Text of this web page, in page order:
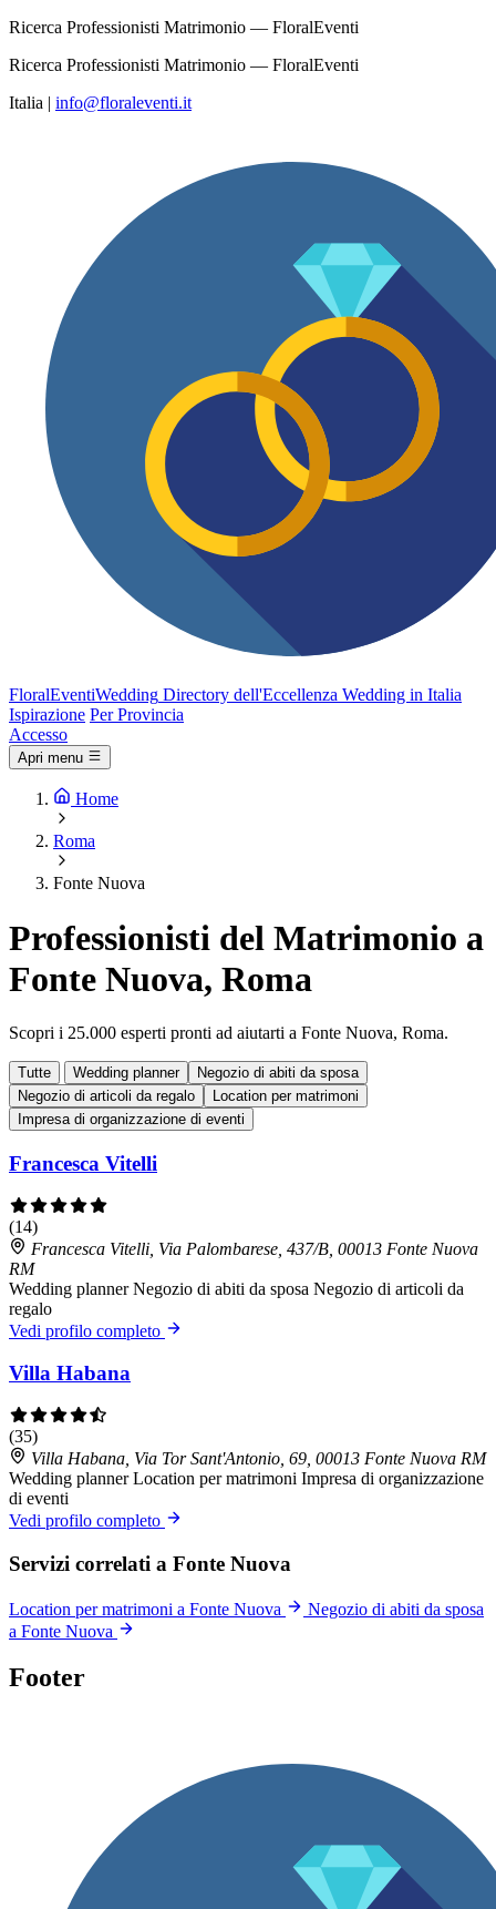
Ricerca Professionisti Matrimonio — FloralEventi
Ricerca Professionisti Matrimonio — FloralEventi
Italia | info@floraleventi.it
FloralEventiWedding Directory dell'Eccellenza Wedding in Italia
Ispirazione Per Provincia
Accesso
Apri menu
Home
Roma
Fonte Nuova
Professionisti del Matrimonio a
Fonte Nuova, Roma
Scopri i 25.000 esperti pronti ad aiutarti a Fonte Nuova, Roma.
Tutte Wedding planner
Negozio di abiti da sposa
Negozio di articoli da regalo
Location per matrimoni
Impresa di organizzazione di eventi
Francesca Vitelli
(14)
Francesca Vitelli, Via Palombarese, 437/B, 00013 Fonte Nuova
RM
Wedding plannerNegozio di abiti da sposa Negozio di articoli da
regalo
Vedi profilo completo
Villa Habana
(35)
Villa Habana, Via Tor Sant'Antonio, 69, 00013 Fonte Nuova RM
Wedding plannerLocation per matrimoni Impresa di organizzazione
di eventi
Vedi profilo completo
Servizi correlati a Fonte Nuova
Location per matrimoni a Fonte Nuova
Negozio di abiti da sposa
a Fonte Nuova
Footer